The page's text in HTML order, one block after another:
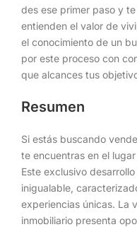
des ese primer paso y
entienden el valor de
el conocimiento de un
por este proceso con
que alcances tus
Resumen
Si estás buscando
te encuentras en el
Este exclusivo
inigualable,
experiencias únicas. La
inmobiliario presenta